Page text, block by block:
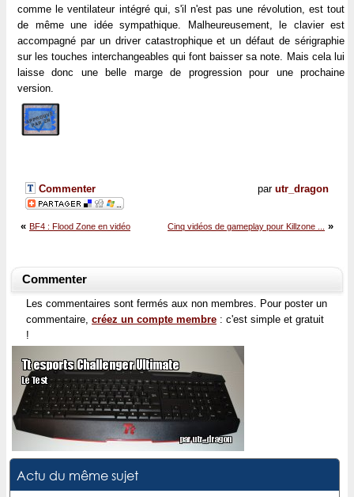
comme le ventilateur intégré qui, s'il n'est pas une révolution, est tout
de même une idée sympathique. Malheureusement, le clavier est
accompagné par un driver catastrophique et un défaut de sérigraphie
sur les touches interchangeables qui font baisser sa note. Mais cela lui
laisse donc une belle marge de progression pour une prochaine
version.
par utr_dragon
Commenter
Cinq vidéos de gameplay pour Killzone ... »
« BF4 : Flood Zone en vidéo
Commenter
Les commentaires sont fermés aux non membres. Pour poster un
commentaire, créez un compte membre : c'est simple et gratuit
!
Actu du même sujet